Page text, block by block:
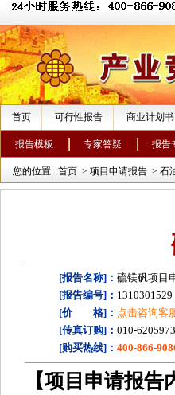
首页 可行性报告 商业计划书
报告模板 专家答疑 报告
您的位置: 首页 > 项目申请报告 > 石
[报告名称]： 硫镁矾项目
[报告编号]： 1310301529
[价 格]： 点击咨询客
[传真订购]： 010-
[购买热线]： 400-866-
【项目申请报告